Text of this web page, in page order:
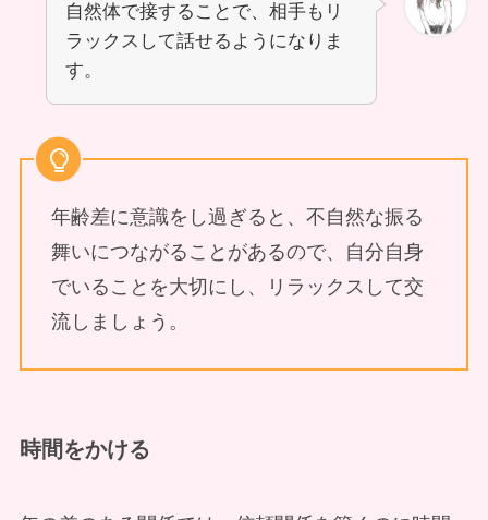
自然体で接することで、相手もリ
ラックスして話せるようになりま
す。
年齢差に意識をし過ぎると、不自然な振る
舞いにつながることがあるので、自分自身
でいることを大切にし、リラックスして交
流しましょう。
時間をかける